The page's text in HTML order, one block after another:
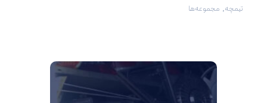
تیمچه, مجموعه‌ها